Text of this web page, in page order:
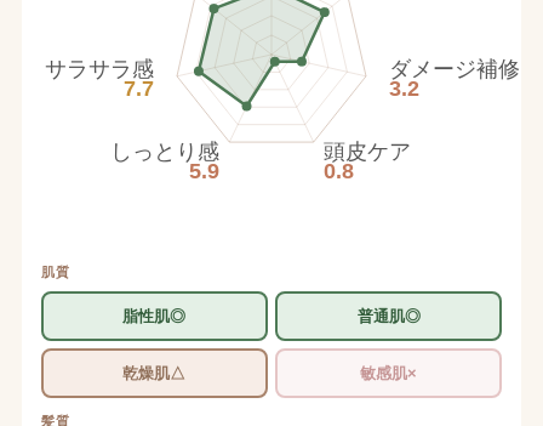
ダメージ補修
3.2
頭皮ケア
0.8
しっとり感
5.9
サラサラ感
7.7
肌質
脂性肌◎ 普通肌◎
乾燥肌△ 敏感肌×
髪質